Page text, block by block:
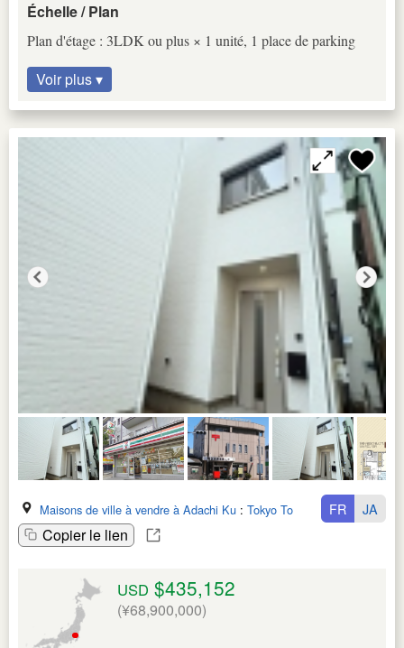
Échelle / Plan
Plan d'étage : 3LDK ou plus × 1 unité, 1 place de parking
Voir plus ▾
Maisons de ville à vendre à Adachi Ku : Tokyo To
Copier le lien
FR JA
USD $435,152
(¥68,900,000)